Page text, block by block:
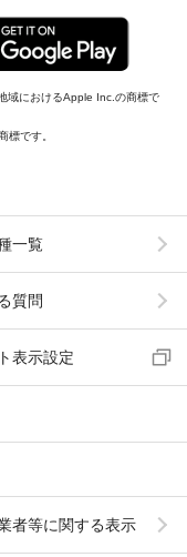
域におけるApple Inc.の商標で
です。
一覧
質問
表示設定
者等に関する表示